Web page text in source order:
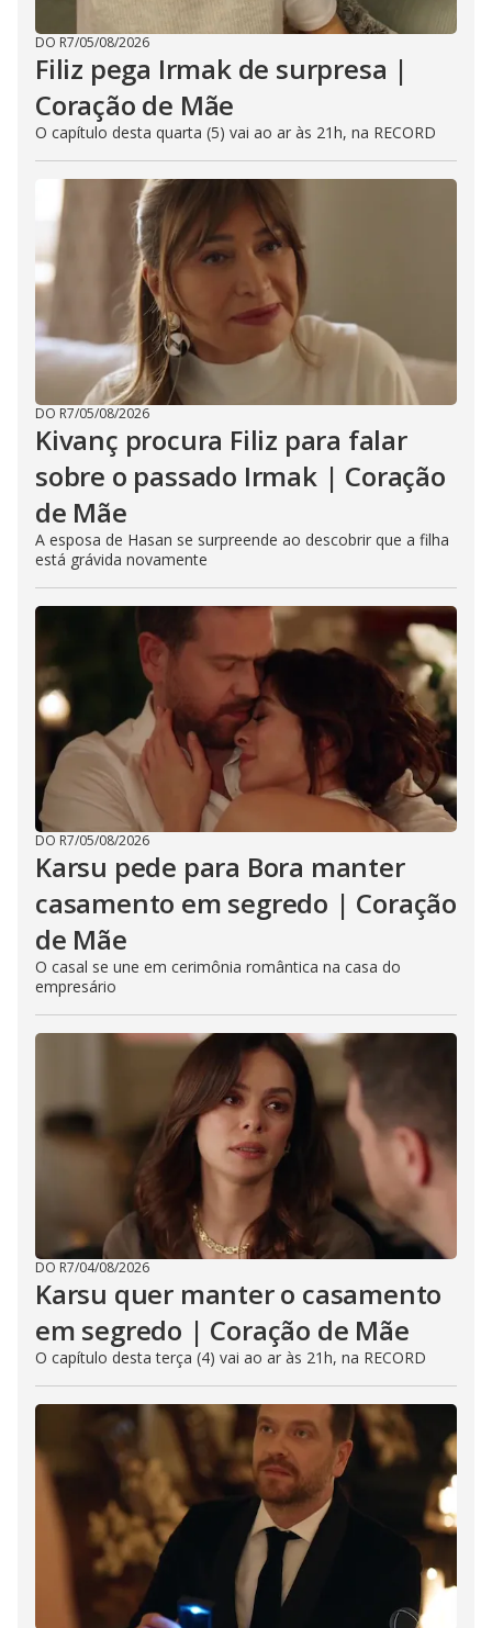
DO R7/05/08/2026
Filiz pega Irmak de surpresa |
Coração de Mãe
O capítulo desta quarta (5) vai ao ar às 21h, na RECORD
DO R7/05/08/2026
Kivanç procura Filiz para falar
sobre o passado Irmak | Coração
de Mãe
A esposa de Hasan se surpreende ao descobrir que a filha
está grávida novamente
DO R7/05/08/2026
Karsu pede para Bora manter
casamento em segredo | Coração
de Mãe
O casal se une em cerimônia romântica na casa do
empresário
DO R7/04/08/2026
Karsu quer manter o casamento
em segredo | Coração de Mãe
O capítulo desta terça (4) vai ao ar às 21h, na RECORD